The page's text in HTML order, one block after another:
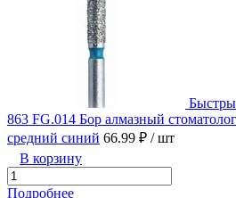
863 FG.014 Бор алмазный
средний синий 66.99 ₽ / шт
В корзину
Подробнее